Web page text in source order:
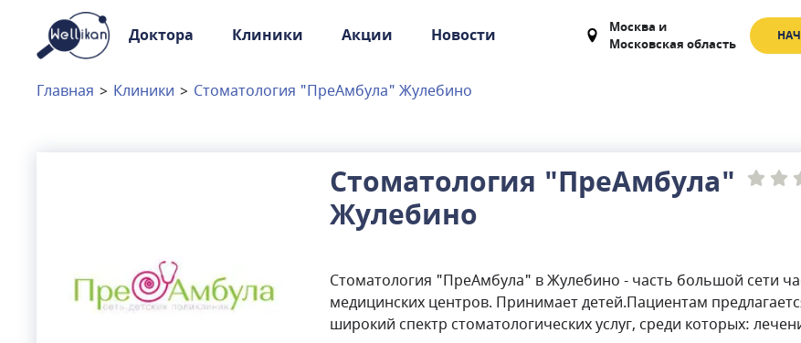
Доктора Клиники Акции Новости Москва и
Московская область
Доктора
Клиники
Главная > Клиники > Стоматология "ПреАмбула" Жулебино
Стоматология "ПреАмбула"
Жулебино
Стоматология "ПреАмбула" в Жулебино - часть большой сети
медицинских центров. Принимает детей.Пациентам
широкий спектр стоматологических услуг, среди которых: